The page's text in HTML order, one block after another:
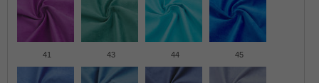
41 43 44 45